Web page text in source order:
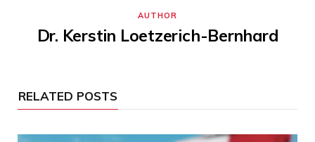
AUTHOR
Dr. Kerstin Loetzerich-Bernhard
RELATED POSTS